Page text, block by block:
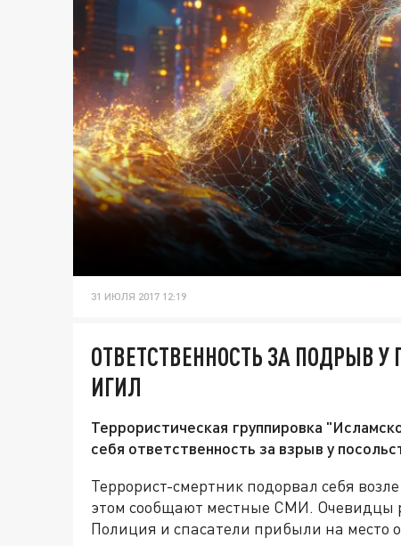
31 ИЮЛЯ 2017 12:19
ОТВЕТСТВЕННОСТЬ ЗА ПОДРЫВ
ИГИЛ
Террористическая группировка
себя ответственность за взрыв у
Террорист-смертник подорвал себя
этом сообщают местные СМИ. Очевидцы
Полиция и спасатели прибыли на место